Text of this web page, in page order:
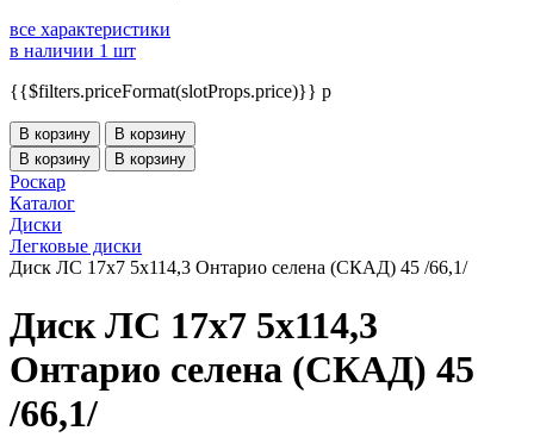
все характеристики
в наличии 1 шт
{{$filters.priceFormat(slotProps.price)}} p
В корзину
В корзину
В корзину
В корзину
Роскар
Каталог
Диски
Легковые диски
Диск ЛС 17x7 5x114,3 Онтарио селена (СКАД) 45 /66,1/
Диск ЛС 17x7 5x114,3
Онтарио селена (СКАД) 45
/66,1/